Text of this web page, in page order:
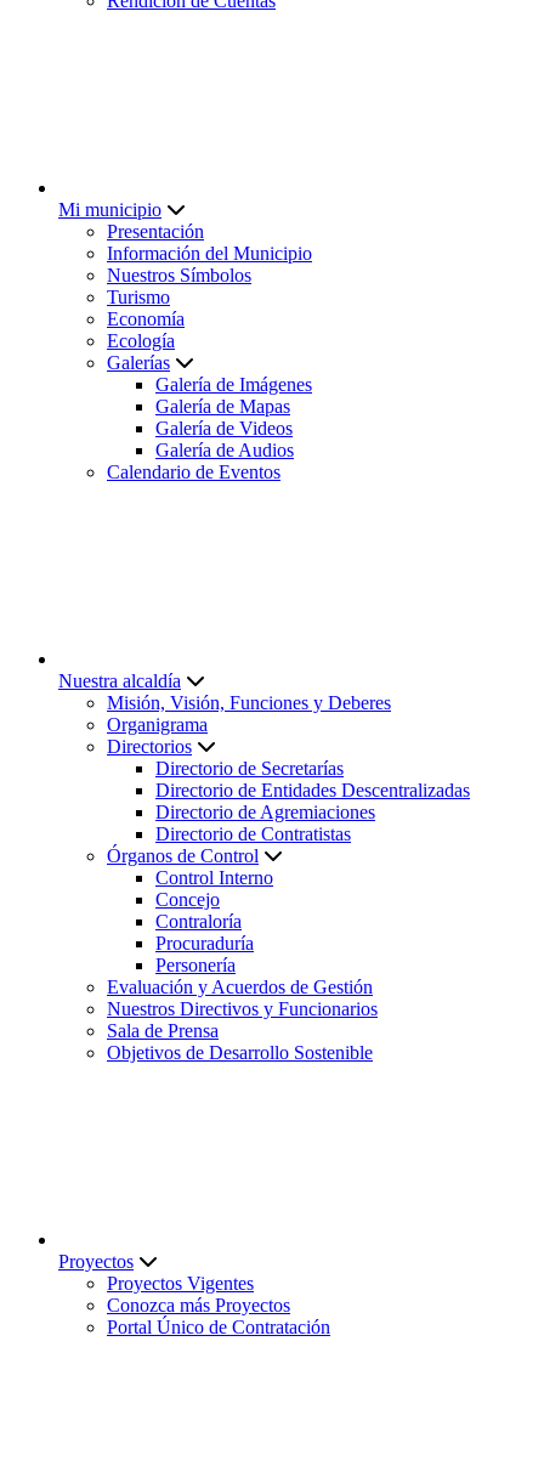
Mi municipio
Presentación
Información del Municipio
Nuestros Símbolos
Turismo
Economía
Ecología
Galerías
Galería de Imágenes
Galería de Mapas
Galería de Videos
Galería de Audios
Calendario de Eventos
Nuestra alcaldía
Misión, Visión, Funciones y Deberes
Organigrama
Directorios
Directorio de Secretarías
Directorio de Entidades Descentralizadas
Directorio de Agremiaciones
Directorio de Contratistas
Órganos de Control
Control Interno
Concejo
Contraloría
Procuraduría
Personería
Evaluación y Acuerdos de Gestión
Nuestros Directivos y Funcionarios
Sala de Prensa
Objetivos de Desarrollo Sostenible
Proyectos
Proyectos Vigentes
Conozca más Proyectos
Portal Único de Contratación